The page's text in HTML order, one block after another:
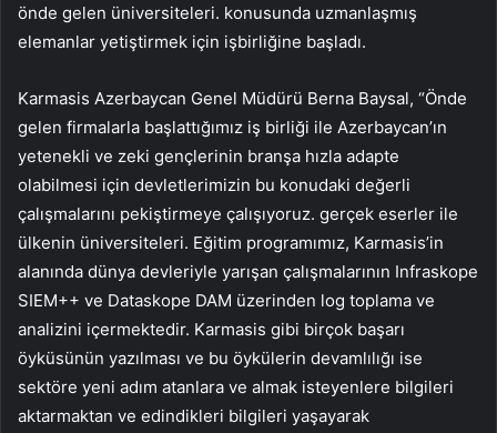
önde gelen üniversiteleri. konusunda uzmanlaşmış
elemanlar yetiştirmek için işbirliğine başladı.
Karmasis Azerbaycan Genel Müdürü Berna Baysal, “Önde
gelen firmalarla başlattığımız iş birliği ile Azerbaycan’ın
yetenekli ve zeki gençlerinin branşa hızla adapte
olabilmesi için devletlerimizin bu konudaki değerli
çalışmalarını pekiştirmeye çalışıyoruz. gerçek eserler ile
ülkenin üniversiteleri. Eğitim programımız, Karmasis’in
alanında dünya devleriyle yarışan çalışmalarının Infraskope
SIEM++ ve Dataskope DAM üzerinden log toplama ve
analizini içermektedir. Karmasis gibi birçok başarı
öyküsünün yazılması ve bu öykülerin devamlılığı ise
sektöre yeni adım atanlara ve almak isteyenlere bilgileri
aktarmaktan ve edindikleri bilgileri yaşayarak